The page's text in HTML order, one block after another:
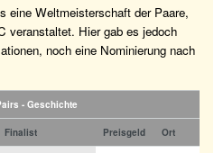
eine Weltmeisterschaft der Paare,
veranstaltet. Hier gab es jedoch
noch eine Nominierung nach
- Geschichte
Finalist Preisgeld Ort